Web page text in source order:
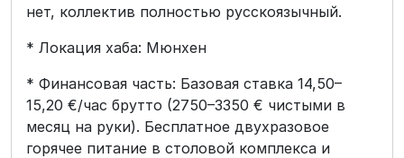
нет, коллектив полностью русскоязычный.
* Локация хаба: Мюнхен
* Финансовая часть: Базовая ставка 14,50–
15,20 €/час брутто (2750–3350 € чистыми в
месяц на руки). Бесплатное двухразовое
горячее питание в столовой комплекса и